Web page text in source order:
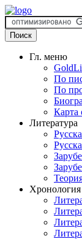
Гл. меню
По
По
Карта
Литература
Хронология